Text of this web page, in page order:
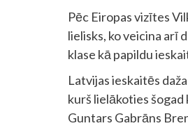
Pēc Eiropas vizītes
lielisks, ko veicina arī
klase kā papildu
Latvijas ieskaitēs
kurš lielākoties
Guntars Gabrāns